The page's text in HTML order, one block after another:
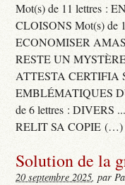
Mot(s) de 11 lettres :
CLOISONS Mot(s) de
ECONOMISER
RESTE UN
ATTESTA CERTIFIA
EMBLÉMATIQUES
de 6 lettres : DIVERS
RELIT SA COPIE (…)
Solution de la
20 septembre 2025, par